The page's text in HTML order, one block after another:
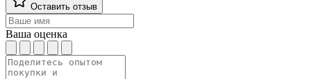
Оставить отзыв
Ваша оценка